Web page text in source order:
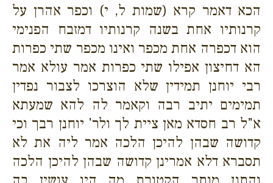
הכא דאמר קרא (שמות ל, י) וכפר אהרן על
קרנותיו אחת בשנה קרנותיו דמזבח הפנימי
הוא דכפרה אחת מכפר ואינו מכפר שתי כפרות
הא דחיצון אפילו שתי כפרות אמר עולא אמר
רבי יוחנן תמידין שלא הוצרכו לצבור נפדין
תמימים יתיב רבה וקאמר לה להא שמעתא
א"ל רב חסדא מאן ציית לך ולר' יוחנן רבך וכי
קדושה שבהן להיכן הלכה אמר ליה את לא
תסברא דלא אמרינן קדושה שבהן להיכן הלכה